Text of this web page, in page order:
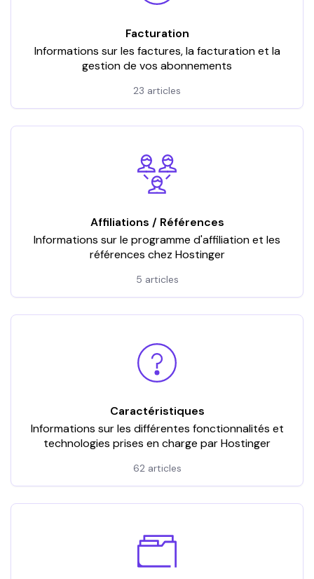
Facturation
Informations sur les factures, la facturation et la
gestion de vos abonnements
23 articles
Affiliations / Références
Informations sur le programme d'affiliation et les
références chez Hostinger
5 articles
Caractéristiques
Informations sur les différentes fonctionnalités et
technologies prises en charge par Hostinger
62 articles